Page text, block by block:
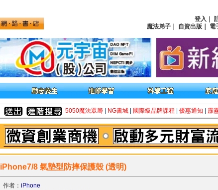
登入
魔法弟子
自資出版 電
5050魔法眾籌 NG書城 國際級品牌課程 優惠通知 霹
iPhone7/8 氣墊型防摔保護殼 (透明)
作者： iPhone